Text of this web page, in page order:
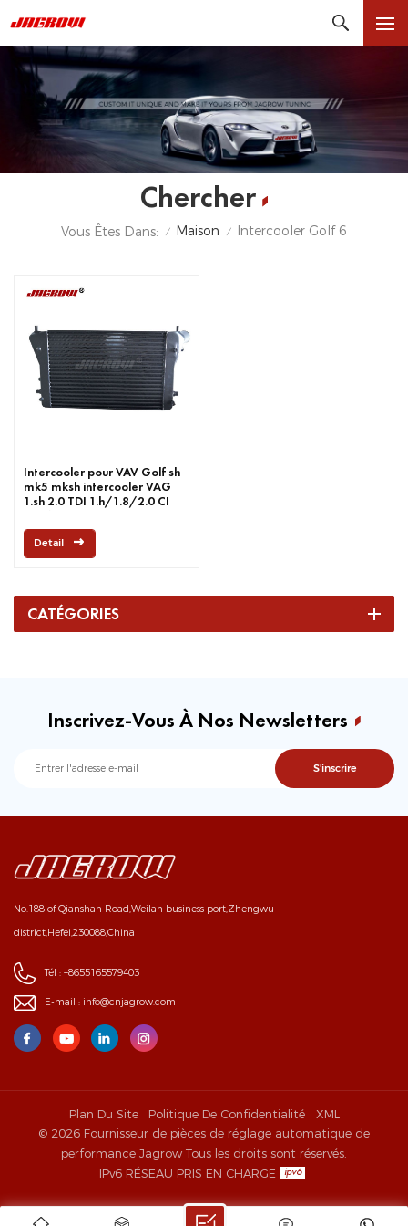
Chercher
Vous Êtes Dans: / Maison / Intercooler Golf 6
Intercooler pour VAV Golf sh
mk5 mksh intercooler VAG
1.sh 2.0 TDI 1.h/1.8/2.0 CI
Detail
CATÉGORIES
Inscrivez-Vous À Nos Newsletters
No.188 of Qianshan Road,Weilan business port,Zhengwu
district,Hefei,230088,China
Tél : +8655165579403
E-mail : info@cnjagrow.com
Plan Du Site Politique De Confidentialité
XML
© 2026 Fournisseur de pièces de réglage automatique de
performance Jagrow Tous les droits sont réservés.
IPv6 RÉSEAU PRIS EN CHARGE